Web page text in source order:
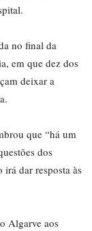
no final da
em que dez dos
deixar a
que “há um
dos
irá dar resposta às
Algarve aos